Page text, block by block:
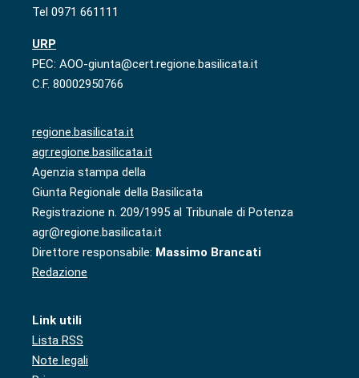
Tel 0971 661111
URP
PEC: AOO-giunta@cert.regione.basilicata.it
C.F. 80002950766
regione.basilicata.it
agr.regione.basilicata.it
Agenzia stampa della
Giunta Regionale della Basilicata
Registrazione n. 209/1995 al Tribunale di Potenza
agr@regione.basilicata.it
Direttore responsabile: Massimo Brancati
Redazione
Link utili
Lista RSS
Note legali